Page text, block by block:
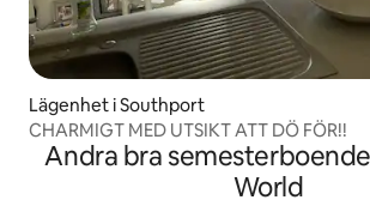
Lägenhet i Southport
CHARMIGT MED UTSIKT ATT DÖ FÖR!!
Andra bra
World